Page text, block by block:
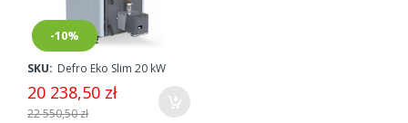
-10%
SKU: Defro Eko Slim 20 kW
20 238,50 zł
22 550,50 zł